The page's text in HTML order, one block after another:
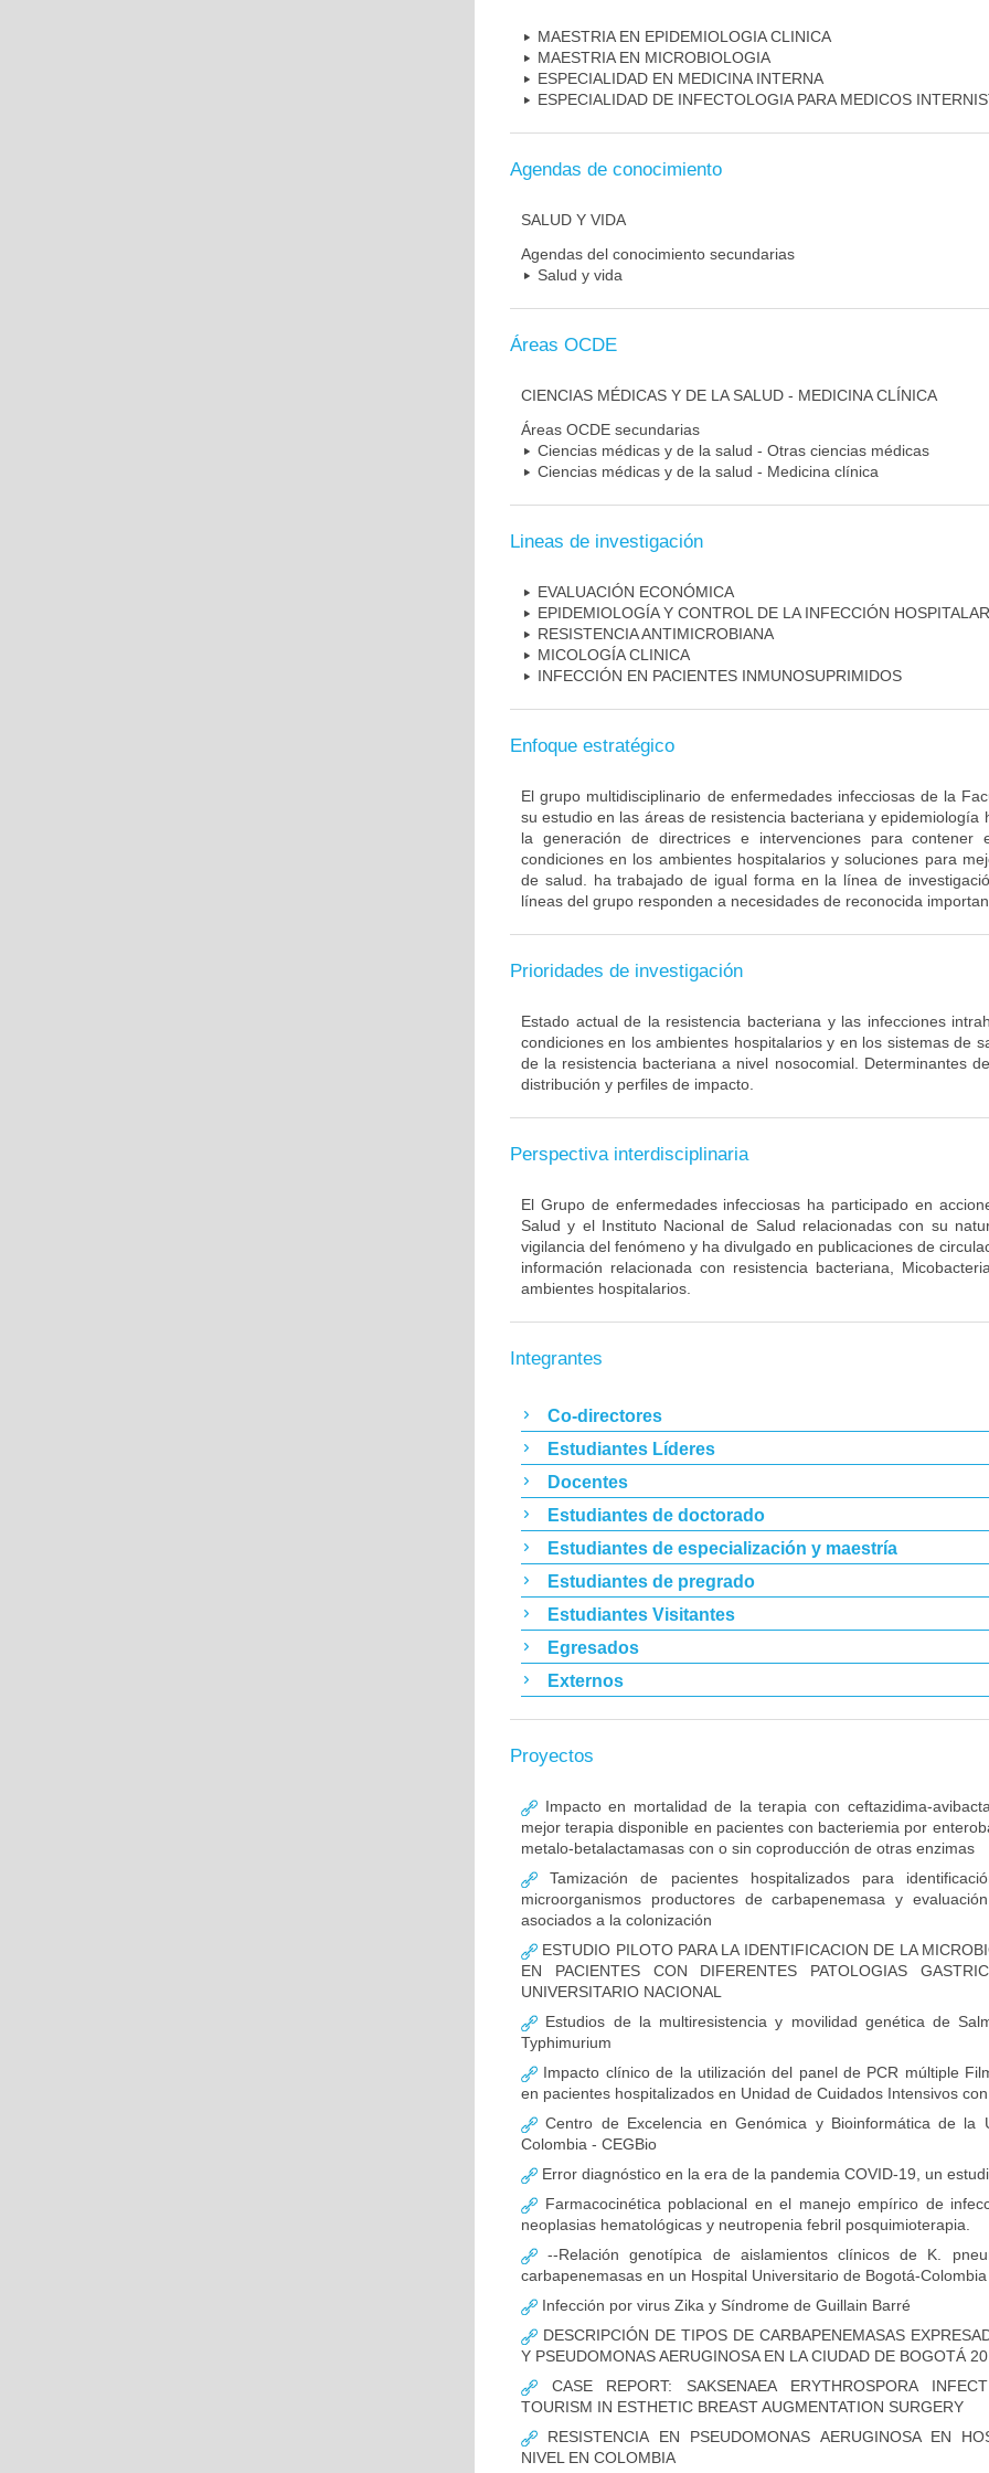
MAESTRIA EN EPIDEMIOLOGIA CLINICA
MAESTRIA EN MICROBIOLOGIA
ESPECIALIDAD EN MEDICINA INTERNA
ESPECIALIDAD DE INFECTOLOGIA PARA MEDICOS
Agendas de conocimiento
SALUD Y VIDA
Agendas del conocimiento secundarias
Salud y vida
Áreas OCDE
CIENCIAS MÉDICAS Y DE LA SALUD - MEDICINA CLÍNICA
Áreas OCDE secundarias
Ciencias médicas y de la salud - Otras ciencias médicas
Ciencias médicas y de la salud - Medicina clínica
Lineas de investigación
EVALUACIÓN ECONÓMICA
EPIDEMIOLOGÍA Y CONTROL DE LA INFECCIÓN
RESISTENCIA ANTIMICROBIANA
MICOLOGÍA CLINICA
INFECCIÓN EN PACIENTES INMUNOSUPRIMIDOS
Enfoque estratégico
El grupo multidisciplinario de enfermedades infecciosas de la
su estudio en las áreas de resistencia bacteriana y epidemiología
la generación de directrices e intervenciones para contener
condiciones en los ambientes hospitalarios y soluciones para
de salud. ha trabajado de igual forma en la línea de
líneas del grupo responden a necesidades de reconocida
Prioridades de investigación
Estado actual de la resistencia bacteriana y las infecciones
condiciones en los ambientes hospitalarios y en los sistemas de
de la resistencia bacteriana a nivel nosocomial. Determinantes
distribución y perfiles de impacto.
Perspectiva interdisciplinaria
El Grupo de enfermedades infecciosas ha participado en
Salud y el Instituto Nacional de Salud relacionadas con su
vigilancia del fenómeno y ha divulgado en publicaciones de
información relacionada con resistencia bacteriana,
ambientes hospitalarios.
Integrantes
Co-directores
Estudiantes Líderes
Docentes
Estudiantes de doctorado
Estudiantes de especialización y maestría
Estudiantes de pregrado
Estudiantes Visitantes
Egresados
Externos
Proyectos
Impacto en mortalidad de la terapia con ceftazidima-
mejor terapia disponible en pacientes con bacteriemia por
metalo-betalactamasas con o sin coproducción de otras enzimas
Tamización de pacientes hospitalizados para
microorganismos productores de carbapenemasa y
asociados a la colonización
ESTUDIO PILOTO PARA LA IDENTIFICACION DE LA
EN PACIENTES CON DIFERENTES PATOLOGIAS
UNIVERSITARIO NACIONAL
Estudios de la multiresistencia y movilidad genética de
Typhimurium
Impacto clínico de la utilización del panel de PCR múltiple
en pacientes hospitalizados en Unidad de Cuidados Intensivos
Centro de Excelencia en Genómica y Bioinformática de la
Colombia - CEGBio
Error diagnóstico en la era de la pandemia COVID-19, un
Farmacocinética poblacional en el manejo empírico de
neoplasias hematológicas y neutropenia febril posquimioterapia.
--Relación genotípica de aislamientos clínicos de K.
carbapenemasas en un Hospital Universitario de Bogotá-
Infección por virus Zika y Síndrome de Guillain Barré
DESCRIPCIÓN DE TIPOS DE CARBAPENEMASAS
Y PSEUDOMONAS AERUGINOSA EN LA CIUDAD DE BOGOTÁ
CASE REPORT: SAKSENAEA ERYTHROSPORA
TOURISM IN ESTHETIC BREAST AUGMENTATION SURGERY
RESISTENCIA EN PSEUDOMONAS AERUGINOSA EN
NIVEL EN COLOMBIA